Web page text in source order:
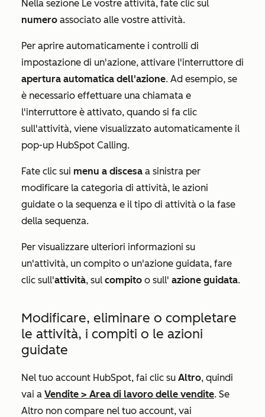
Nella sezione Le vostre attività, fate clic sul
numero associato alle vostre attività.
Per aprire automaticamente i controlli di
impostazione di un'azione, attivare l'interruttore di
apertura automatica dell'azione. Ad esempio, se
è necessario effettuare una chiamata e
l'interruttore è attivato, quando si fa clic
sull'attività, viene visualizzato automaticamente il
pop-up HubSpot Calling.
Fate clic sui menu a discesa a sinistra per
modificare la categoria di attività, le azioni
guidate o la sequenza e il tipo di attività o la fase
della sequenza.
Per visualizzare ulteriori informazioni su
un'attività, un compito o un'azione guidata, fare
clic sull'attività, sul compito o sull' azione guidata.
Modificare, eliminare o completare
le attività, i compiti o le azioni
guidate
Nel tuo account HubSpot, fai clic su Altro, quindi
vai a Vendite > Area di lavoro delle vendite. Se
Altro non compare nel tuo account, vai